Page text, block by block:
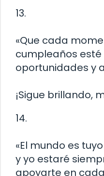
13.
«Que cada
cumpleaños esté
oportunidades y
¡Sigue brillando,
14.
«El mundo es
y yo estaré
apoyarte en